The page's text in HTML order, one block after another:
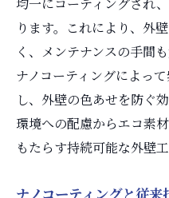
均一にコーティングされ
ります。これにより、外
く、メンテナンスの手間
ナノコーティングによっ
し、外壁の色あせを防ぐ
環境への配慮からエコ素
もたらす持続可能な外壁
ナノコーティングと従来